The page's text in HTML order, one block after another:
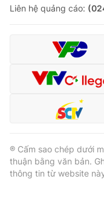
Liên hệ quảng cáo:
® Cấm sao chép dưới
thuận bằng văn bản.
thông tin từ website